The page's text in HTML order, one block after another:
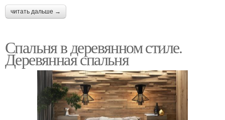
читать дальше →
Спальня в деревянном стиле.
Деревянная спальня